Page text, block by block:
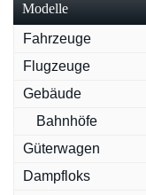
Modelle
Fahrzeuge
Flugzeuge
Gebäude
Bahnhöfe
Güterwagen
Dampfloks